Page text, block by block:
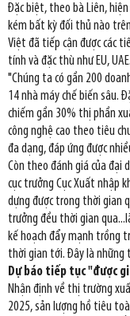
Đặc biệt, theo bà Liên,
kém bất kỳ đối thủ nào
Việt đã tiếp cận được các
tính và đặc thù như EU,
"Chúng ta có gần 200
14 nhà máy chế biến sâu.
chiếm gần 30% thị phần
công nghệ cao theo tiêu
đa dạng, đáp ứng được
Còn theo đánh giá của đại
cục trưởng Cục Xuất nhập
dựng được trong thời gian
trưởng đều thời gian
kế hoạch đẩy mạnh trồng
thời gian tới. Đây là những
Dự báo tiếp tục "được
Nhận định về thị trường
2025, sản lượng hồ tiêu